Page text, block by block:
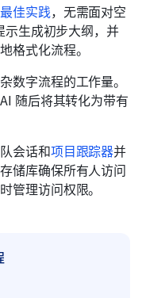
佳实践，无需面对空
示生成初步大纲，并
格式化流程。
数字流程的工作量。
随后将其转化为带有
会话和项目跟踪器并
储库确保所有人访问
管理访问权限。